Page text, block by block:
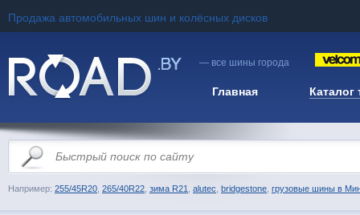
Продажа автомобильных шин и колёсных дисков
— все шины города
Главная Каталог
Например: 255/45R20 265/40R22 зима R21 alutec bridgestone грузовые шины в